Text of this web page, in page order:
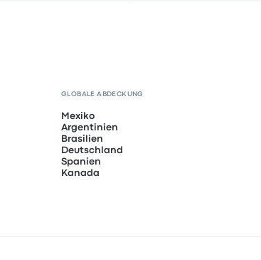
GLOBALE ABDECKUNG
Mexiko
Argentinien
Brasilien
Deutschland
Spanien
Kanada